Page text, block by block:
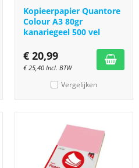
Kopieerpapier Quantore
Colour A3 80gr
kanariegeel 500 vel
€ 20,99
€25,40 Incl. BTW
Vergelijken